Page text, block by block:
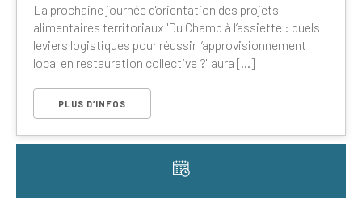
La prochaine journée d'orientation des projets
alimentaires territoriaux "Du Champ à l’assiette : quels
leviers logistiques pour réussir l’approvisionnement
local en restauration collective ?" aura [...]
PLUS D’INFOS